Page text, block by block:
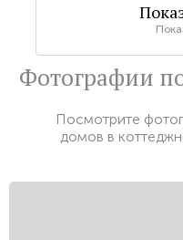
Фотографии
Посмотрите
домов в